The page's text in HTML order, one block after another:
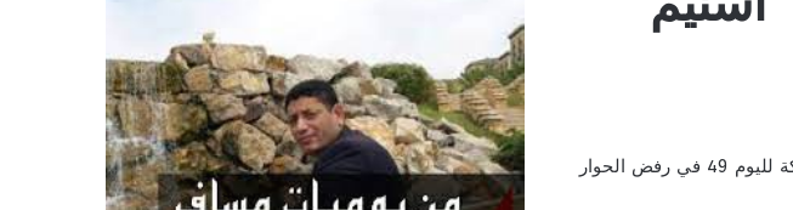
عقد 7 من الأمناء العامين للمركزيات النقابية مؤتمرا صحفيا ظهر اليوم استنكروا فيه استمرار شركة لليوم 49 في رفض الحوار